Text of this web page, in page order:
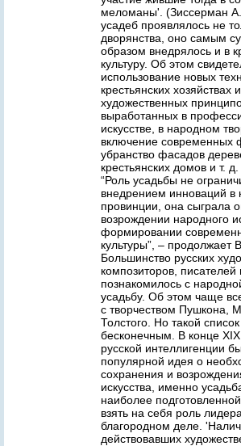
меломаны'. (Зиссерман
усадеб проявлялось не
дворянства, оно самым
образом внедрялось и в
культуру. Об этом
использование новых
крестьянских хозяйствах
художественных
выработанных в
искусстве, в народном
включение современных
убранство фасадов
крестьянских домов и т. д.
“Роль усадьбы не
внедрением инноваций в
провинции, она сыграла
возрождении народного
формировании
культуры”, – продолжает
Большинство русских
композиторов, писателей
познакомилось с
усадьбу. Об этом чаще
с творчеством Пушкона,
Толстого. Но такой
бесконечным. В конце XIX
русской интеллигенции
популярной идея о
сохранения и
искусства, именно
наиболее
взять на себя роль
благородном деле.
действовавших